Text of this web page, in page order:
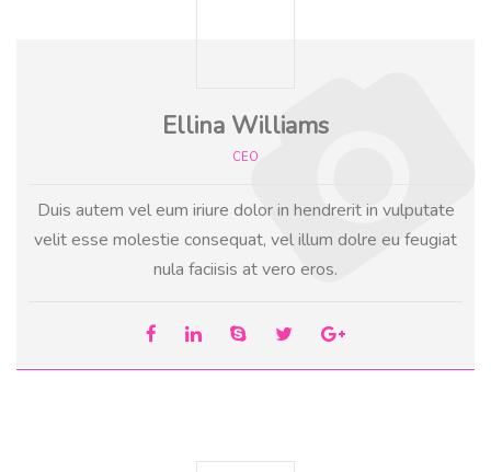
Ellina Williams
CEO
Duis autem vel eum iriure dolor in hendrerit in vulputate
velit esse molestie consequat, vel illum dolre eu feugiat
nula faciisis at vero eros.